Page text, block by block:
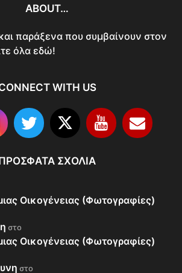
ABOUT…
παράξενα που συμβαίνουν στον
όλα εδώ!
WITH US
ΣΧΌΛΙΑ
Οικογένειας (Φωτογραφίες)
στο
Οικογένειας (Φωτογραφίες)
στο